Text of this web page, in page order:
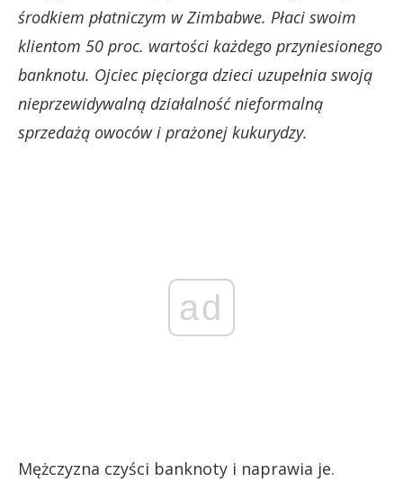
środkiem płatniczym w Zimbabwe. Płaci swoim
klientom 50 proc. wartości każdego przyniesionego
banknotu. Ojciec pięciorga dzieci uzupełnia swoją
nieprzewidywalną działalność nieformalną
sprzedażą owoców i prażonej kukurydzy.
ad
Mężczyzna czyści banknoty i naprawia je.